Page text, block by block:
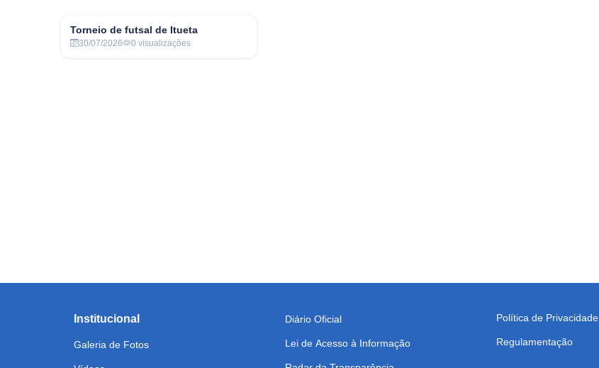
Torneio de futsal de Itueta
30/07/2026 0 visualizações
Institucional
Galeria de Fotos
Diário Oficial
Lei de Acesso à Informação
Política de Privacidade
Regulamentação